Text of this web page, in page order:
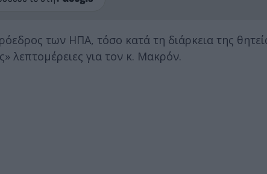
των ΗΠΑ, τόσο κατά τη διάρκεια της
λεπτομέρειες για τον κ. Μακρόν.